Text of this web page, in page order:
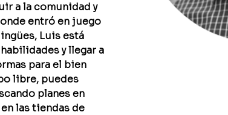
a la comunidad y
entró en juego
Luis está
y llegar a
para el bien
libre, puedes
planes en
las tiendas de